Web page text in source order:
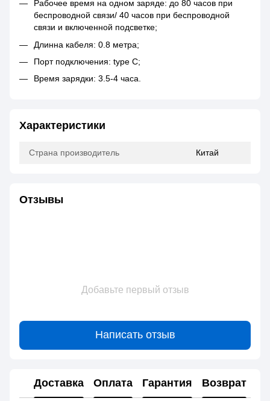
Рабочее время на одном заряде: до 80 часов при
беспроводной связи/ 40 часов при беспроводной
связи и включенной подсветке;
Длинна кабеля: 0.8 метра;
Порт подключения: type C;
Время зарядки: 3.5-4 часа.
Характеристики
Страна производитель Китай
Отзывы
Добавьте первый отзыв
Написать отзыв
Доставка Оплата Гарантия Возврат